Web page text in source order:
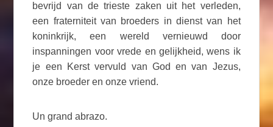
bevrijd van de trieste zaken uit het verleden,
een fraterniteit van broeders in dienst van het
koninkrijk, een wereld vernieuwd door
inspanningen voor vrede en gelijkheid, wens ik
je een Kerst vervuld van God en van Jezus,
onze broeder en onze vriend.
Un grand abrazo.